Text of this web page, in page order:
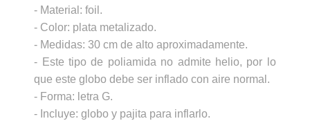
Globo letra I
3,99 €
AÑADIR AL CARRITO
- Material: foil.
- Color: plata metalizado.
- Medidas: 30 cm de alto aproximadamente.
- Este tipo de poliamida no admite helio, por lo
que este globo debe ser inflado con aire normal.
- Forma: letra G.
- Incluye: globo y pajita para inflarlo.